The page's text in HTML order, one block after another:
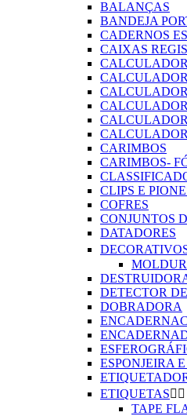
BALANÇAS
BANDEJA
CADERNOS
CAIXAS
CARIMBOS
CARIMBOS-
CLIPS E
COFRES
CONJUNTOS
DATADORES
DETECTOR
DOBRADORA
ESPONJEIRA
ETIQUETAS 
TAPE